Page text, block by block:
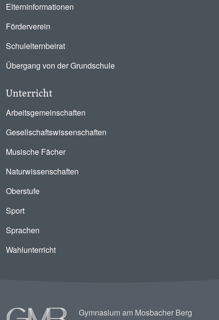
Elterninformationen
Förderverein
Schulelternbeirat
Übergang von der Grundschule
Unterricht
Arbeitsgemeinschaften
Gesellschaftswissenschaften
Musische Fächer
Naturwissenschaften
Oberstufe
Sport
Sprachen
Wahlunterricht
Image
Gymnasium am Mosbacher Berg